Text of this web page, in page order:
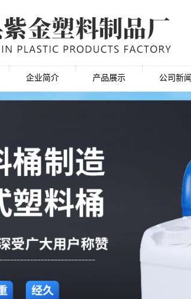
企业简介 产品展示 公司新闻